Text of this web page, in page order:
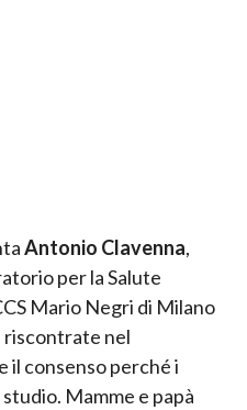
Antonio Clavenna,
per la Salute
Mario Negri di Milano
riscontrate nel
il consenso perché i
Mamme e papà